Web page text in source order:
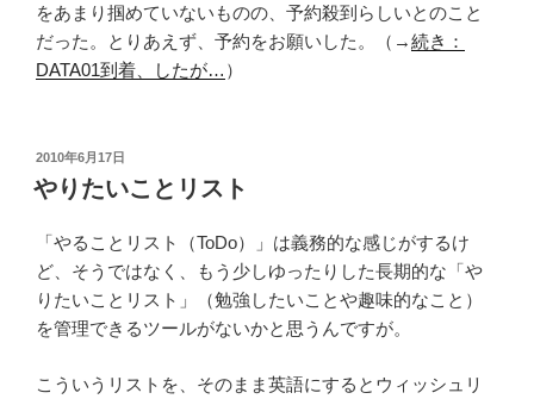
をあまり掴めていないものの、予約殺到らしいとのこと
だった。とりあえず、予約をお願いした。（→続き：
DATA01到着、したが… ）
投
稿
日:
2010年6月17日
やりたいことリスト
「やることリスト（ToDo）」は義務的な感じがするけ
ど、そうではなく、もう少しゆったりした長期的な「や
りたいことリスト」（勉強したいことや趣味的なこと）
を管理できるツールがないかと思うんですが。
こういうリストを、そのまま英語にするとウィッシュリ